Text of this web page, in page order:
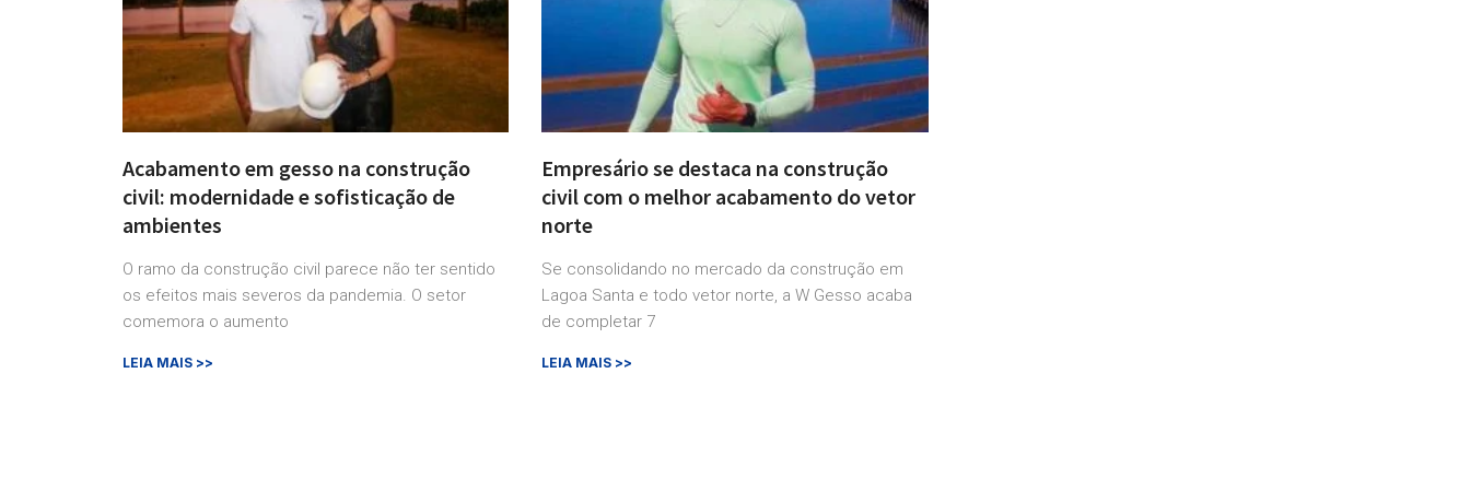
Acabamento em gesso na construção
civil: modernidade e sofisticação de
ambientes
O ramo da construção civil parece não ter sentido
os efeitos mais severos da pandemia. O setor
comemora o aumento
LEIA MAIS >>
Empresário se destaca na construção
civil com o melhor acabamento do vetor
norte
Se consolidando no mercado da construção em
Lagoa Santa e todo vetor norte, a W Gesso acaba
de completar 7
LEIA MAIS >>